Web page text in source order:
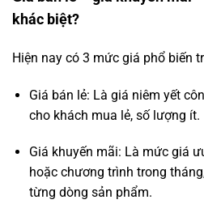
khác biệt?
Hiện nay có 3 mức giá phổ biến
Giá bán lẻ: Là giá niêm yết
cho khách mua lẻ, số lượng ít.
Giá khuyến mãi: Là mức giá
hoặc chương trình trong
từng dòng sản phẩm.